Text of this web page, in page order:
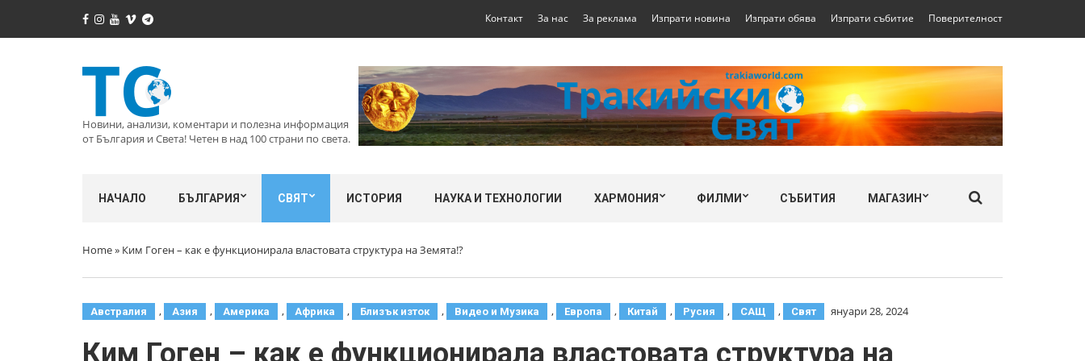
Контакт За нас За реклама Изпрати новина Изпрати обява Изпрати събитие Поверителност
Новини, анализи, коментари и полезна информация
от България и Света! Четен в над 100 страни по света.
НАЧАЛО БЪЛГАРИЯ СВЯТ ИСТОРИЯ НАУКА И ТЕХНОЛОГИИ ХАРМОНИЯ ФИЛМИ СЪБИТИЯ МАГАЗИН
Home» Ким Гоген – как е функционирала властовата структура на Земята!?
Австралия , Азия , Америка , Африка , Близък изток , Видео и Музика , Европа , Китай , Русия , САЩ , Свят януари 28, 2024
Ким Гоген – как е функционирала властовата структура на